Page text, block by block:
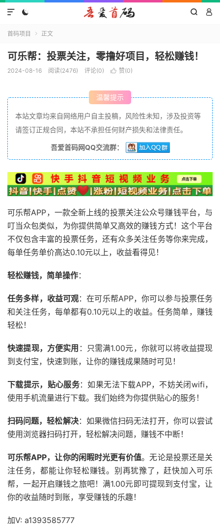
  

首码项目  正文
可乐帮：投票关注，零撸好项目，轻松赚钱！
2024-08-16 阅读(2476) 评论(0)  赞(0)
温馨提示
本站文章均来自网络用户自主投稿，风险性未知，涉及投资等
请签订正规合同，本站不承担任何财产损失和法律责任。
吾爱首码网QQ交流群：
可乐帮APP，一款全新上线的投票关注公众号赚钱平台，与
叮当众包类似，为你提供简单又高效的赚钱方式！这个平台
不仅包含丰富的投票任务，还有众多关注任务等你来完成，
每单任务单价高达0.10元以上，收益看得见！
轻松赚钱，简单操作：
任务多样，收益可观：在可乐帮APP，你可以参与投票任务
和关注任务，每单都有0.10元以上的收益。任务简单，赚钱
轻松！
快速提现，方便实用 ：只需满1.00元，你就可以将收益提现
到支付宝，快速到账，让你的赚钱成果随时可见！
下载提示，贴心服务：如果无法下载APP，不妨关闭wifi，
使用手机流量进行下载。我们始终为你提供贴心的服务！
扫码问题，轻松解决：如果微信扫码无法打开，你可以尝试
使用浏览器扫码打开，轻松解决问题，赚钱不中断！
可乐帮APP，让你的闲暇时光更有价值。无论是投票还是关
注任务，都能让你轻松赚钱。别再犹豫了，赶快加入可乐
帮，一起开启赚钱之旅吧！满1.00元即可提现到支付宝，让
你的收益随时到账，享受赚钱的乐趣！
加V: a1393585777